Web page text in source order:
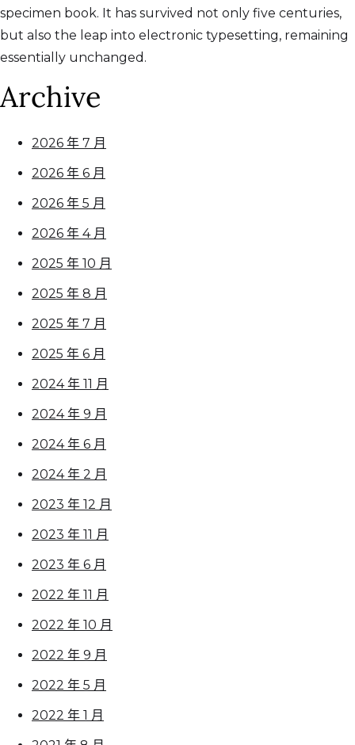
specimen book. It has survived not only five centuries,
but also the leap into electronic typesetting, remaining
essentially unchanged.
Archive
2026 年 7 月
2026 年 6 月
2026 年 5 月
2026 年 4 月
2025 年 10 月
2025 年 8 月
2025 年 7 月
2025 年 6 月
2024 年 11 月
2024 年 9 月
2024 年 6 月
2024 年 2 月
2023 年 12 月
2023 年 11 月
2023 年 6 月
2022 年 11 月
2022 年 10 月
2022 年 9 月
2022 年 5 月
2022 年 1 月